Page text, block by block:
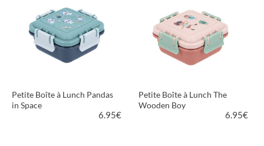
Petite Boîte à Lunch Pandas
in Space
6.95€
Petite Boîte à Lunch The
Wooden Boy
6.95€